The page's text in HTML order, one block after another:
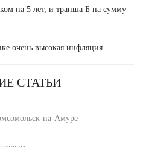
на 5 лет, и транша Б на сумму
очень высокая инфляция.
СТАТЬИ
на-Амуре